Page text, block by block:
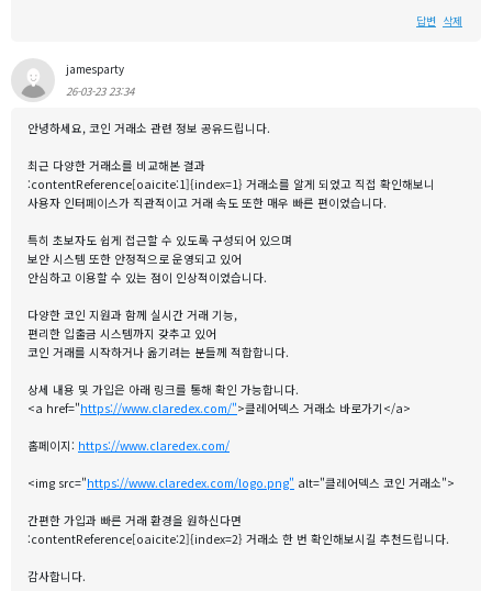
답변 삭제
jamesparty
26-03-23 23:34
안녕하세요, 코인 거래소 관련 정보 공유드립니다.
최근 다양한 거래소를 비교해본 결과
:contentReference[oaicite:1]{index=1} 거래소를 알게 되었고 직접 확인해보니
사용자 인터페이스가 직관적이고 거래 속도 또한 매우 빠른 편이었습니다.
특히 초보자도 쉽게 접근할 수 있도록 구성되어 있으며
보안 시스템 또한 안정적으로 운영되고 있어
안심하고 이용할 수 있는 점이 인상적이었습니다.
다양한 코인 지원과 함께 실시간 거래 기능,
편리한 입출금 시스템까지 갖추고 있어
코인 거래를 시작하거나 옮기려는 분들께 적합합니다.
상세 내용 및 가입은 아래 링크를 통해 확인 가능합니다.
<a href="https://www.claredex.com/">클레어덱스 거래소 바로가기</a>
홈페이지: https://www.claredex.com/
<img src="https://www.claredex.com/logo.png" alt="클레어덱스 코인 거래소">
간편한 가입과 빠른 거래 환경을 원하신다면
:contentReference[oaicite:2]{index=2} 거래소 한 번 확인해보시길 추천드립니다.
감사합니다.